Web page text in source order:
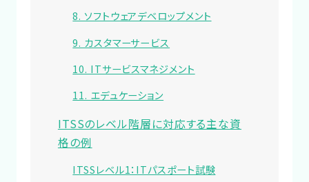
8. ソフトウェアデベロップメント
9. カスタマーサービス
10. ITサービスマネジメント
11. エデュケーション
ITSSのレベル階層に対応する主な資
格の例
ITSSレベル1：ITパスポート試験